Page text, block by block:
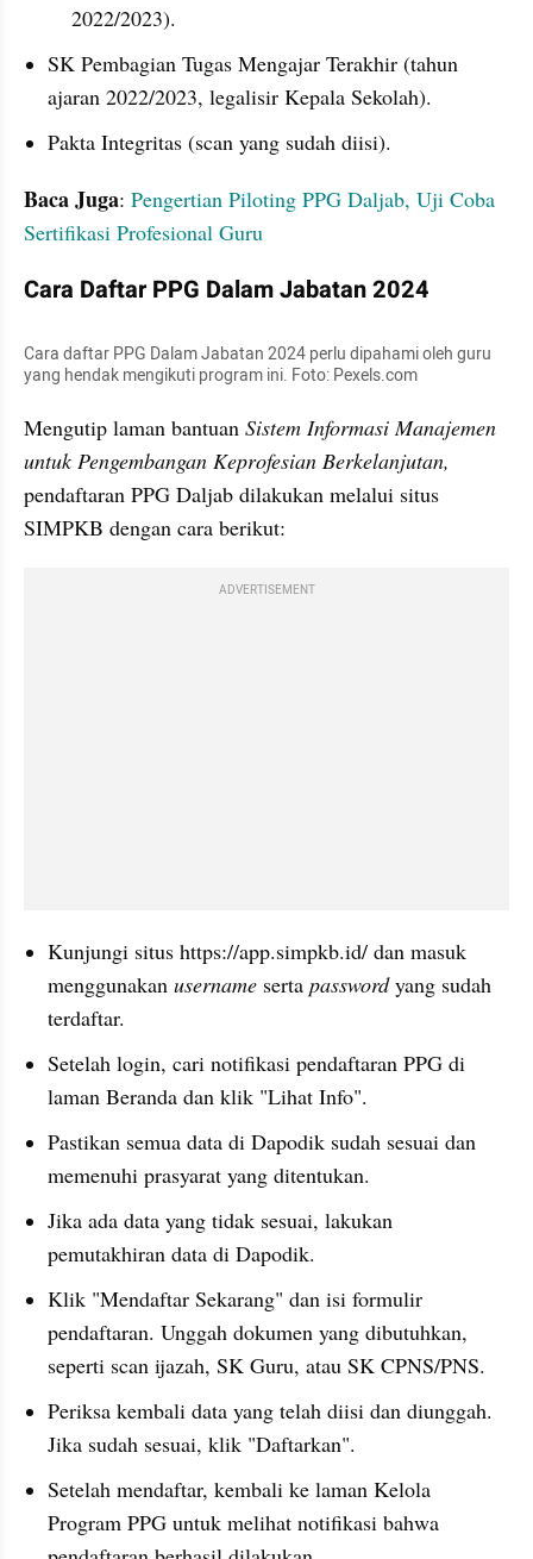
2022/2023).
SK Pembagian Tugas Mengajar Terakhir (tahun
ajaran 2022/2023, legalisir Kepala Sekolah).
Pakta Integritas (scan yang sudah diisi).
Baca Juga: Pengertian Piloting PPG Daljab, Uji Coba
Sertifikasi Profesional Guru
Cara Daftar PPG Dalam Jabatan 2024
Cara daftar PPG Dalam Jabatan 2024 perlu dipahami oleh guru
yang hendak mengikuti program ini. Foto: Pexels.com
Mengutip laman bantuan Sistem Informasi Manajemen
untuk Pengembangan Keprofesian Berkelanjutan,
pendaftaran PPG Daljab dilakukan melalui situs
SIMPKB dengan cara berikut:
ADVERTISEMENT
Kunjungi situs https://app.simpkb.id/ dan masuk
menggunakan username serta password yang sudah
terdaftar.
Setelah login, cari notifikasi pendaftaran PPG di
laman Beranda dan klik "Lihat Info".
Pastikan semua data di Dapodik sudah sesuai dan
memenuhi prasyarat yang ditentukan.
Jika ada data yang tidak sesuai, lakukan
pemutakhiran data di Dapodik.
Klik "Mendaftar Sekarang" dan isi formulir
pendaftaran. Unggah dokumen yang dibutuhkan,
seperti scan ijazah, SK Guru, atau SK CPNS/PNS.
Periksa kembali data yang telah diisi dan diunggah.
Jika sudah sesuai, klik "Daftarkan".
Setelah mendaftar, kembali ke laman Kelola
Program PPG untuk melihat notifikasi bahwa